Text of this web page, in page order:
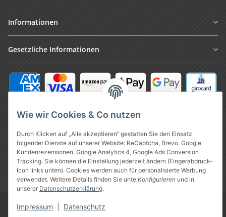
Wie wir Cookies & Co nutzen
Durch Klicken auf „Alle akzeptieren“ gestatten Sie den Einsatz
folgender Dienste auf unserer Website: ReCaptcha, Brevo, Google
Kundenrezensionen, Google Analytics 4, Google Ads Conversion
Tracking. Sie können die Einstellung jederzeit ändern (Fingerabdruck-
Icon links unten). Cookies werden auch für personalisierte Werbung
verwendet. Weitere Details finden Sie unte Konfigurieren und in
unserer Datenschutzerklärung.
Impressum Datenschutz
Informationen
Gesetzliche Informationen
Vertrag widerrufen
* Alle Preise inkl. gesetzlicher USt., zzgl.Versand
Google Analytics deaktivieren
©Treuheld